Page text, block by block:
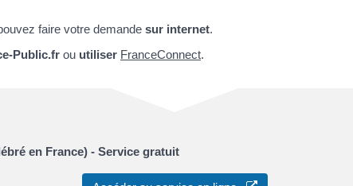
faire votre demande sur internet.
Public.fr ou utiliser FranceConnect.
en France) - Service gratuit